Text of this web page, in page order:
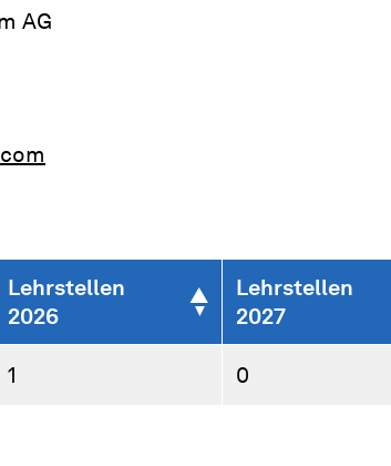
AG
Lehrstellen
2026
Lehrstellen
2027
1 0